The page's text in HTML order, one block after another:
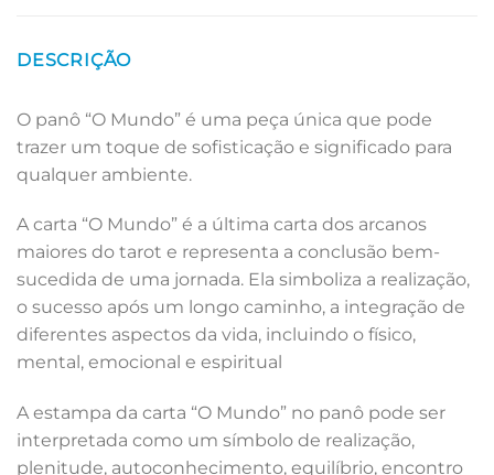
DESCRIÇÃO
O panô “O Mundo” é uma peça única que pode
trazer um toque de sofisticação e significado para
qualquer ambiente.
A carta “O Mundo” é a última carta dos arcanos
maiores do tarot e representa a conclusão bem-
sucedida de uma jornada. Ela simboliza a realização,
o sucesso após um longo caminho, a integração de
diferentes aspectos da vida, incluindo o físico,
mental, emocional e espiritual
A estampa da carta “O Mundo” no panô pode ser
interpretada como um símbolo de realização,
plenitude, autoconhecimento, equilíbrio, encontro